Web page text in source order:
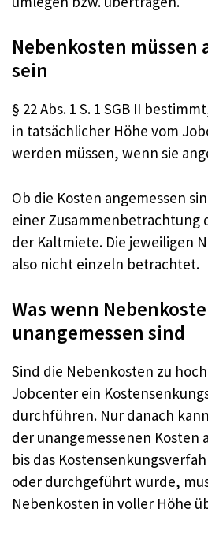
Nebenkosten müssen
sein
§ 22 Abs. 1 S. 1 SGB II
in tatsächlicher Höhe vom
werden müssen, wenn sie
Ob die Kosten angemessen
einer Zusammenbetrachtung
der Kaltmiete. Die jeweiligen
also nicht einzeln betrachtet.
Was wenn
unangemessen sind
Sind die Nebenkosten zu
Jobcenter ein
durchführen. Nur danach
der unangemessenen Kosten
bis das
oder durchgeführt wurde,
Nebenkosten in voller Höhe